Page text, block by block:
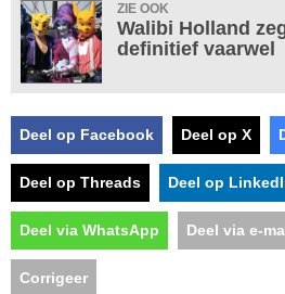
ZIE OOK
Walibi Holland
definitief vaarwel
Deel op Facebook Deel op X
Deel op Threads Deel op
Deel via WhatsApp Deel via e-
Corrigeer